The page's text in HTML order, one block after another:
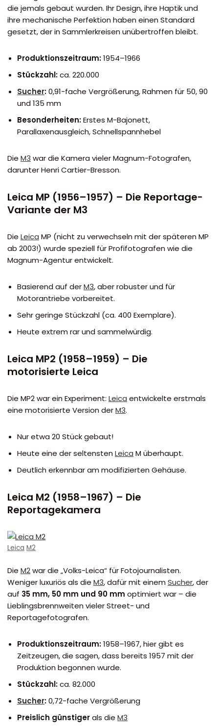
die jemals gebaut wurden. Ihr Design, ihre Haptik und
ihre mechanische Perfektion haben einen Standard
gesetzt, der in Sammlerkreisen unübertroffen bleibt.
Produktionszeitraum:1954–1966
Stückzahl:ca. 220.000
Sucher:0,91-fache Vergrößerung, Rahmen für 50, 90
und 135 mm
Besonderheiten:Erstes M-Bajonett,
Parallaxenausgleich, Schnellspannhebel
Die M3 war die Kamera vieler Magnum-Fotografen,
darunter Henri Cartier-Bresson.
Leica MP (1956–1957) – Die Reportage-
Variante der M3
Die Leica MP (nicht zu verwechseln mit der späteren MP
ab 2003!) wurde speziell für Profifotografen wie die
Magnum-Agentur entwickelt.
Basierend auf derM3, aber robuster und für
Motorantriebe vorbereitet.
Sehr geringe Stückzahl (ca. 400 Exemplare).
Heute extrem rar und sammelwürdig.
Leica MP2 (1958–1959) – Die
motorisierte Leica
Die MP2 war ein Experiment: Leica entwickelte erstmals
eine motorisierte Version derM3.
Nur etwa 20 Stück gebaut!
Heute eine der seltensten Leica M überhaupt.
Deutlich erkennbar am modifizierten Gehäuse.
Leica M2 (1958–1967) – Die
Reportagekamera
Leica M2
Die M2war die „Volks-Leica“ für Fotojournalisten.
Weniger luxuriös als die M3, dafür mit einem Sucher, der
auf 35 mm, 50 mm und 90 mm optimiert war – die
Lieblingsbrennweiten vieler Street- und
Reportagefotografen.
Produktionszeitraum:1958–1967, hier gibt es
Zeitzeugen, die sagen, dass bereits 1957 mit der
Produktion begonnen wurde.
Stückzahl:ca. 82.000
Sucher:0,72-fache Vergrößerung
Preislich günstigerals die M3